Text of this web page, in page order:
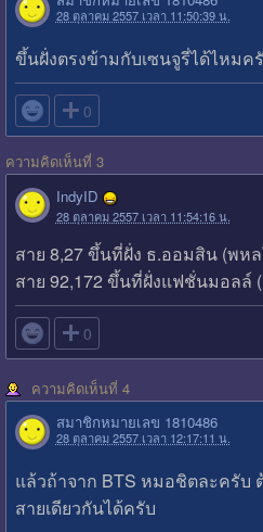
28 ตุลาคม 2557 เวลา 11:50:39 น.
ขึ้นฝั่งตรงข้ามกับเซนจูรี่ได้ไหมค
 0
ความคิดเห็นที่ 3
IndyID
28 ตุลาคม 2557 เวลา 11:54:16 น.
สาย 8,27 ขึ้นที่ฝั่ง ธ.ออมสิน (พห
สาย 92,172 ขึ้นที่ฝั่งแฟชั่นมอลล์
 0
ความคิดเห็นที่ 4
สมาชิกหมายเลข 1810486
28 ตุลาคม 2557 เวลา 12:17:11 น.
แล้วถ้าจาก BTS หมอชิตละครับ
สายเดียวกันได้ครับ